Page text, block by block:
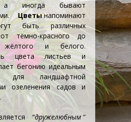
а иногда бывают
Цветы напоминают
быть различных
тёмно-красного до
жёлтого и белого.
цвета листьев и
бегонию идеальным
дляландшафтной
и озеленения садов и
“дружелюбным ”